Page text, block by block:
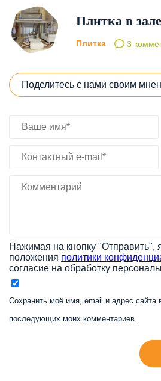
Плитка в
Плитка 3
Поделитесь с нами своим
Нажимая на кнопку "Отправить",
положения политики
согласие на обработку
Сохранить моё имя, email и адрес сайта
последующих моих комментариев.